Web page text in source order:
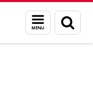
Menu
en
zoeken